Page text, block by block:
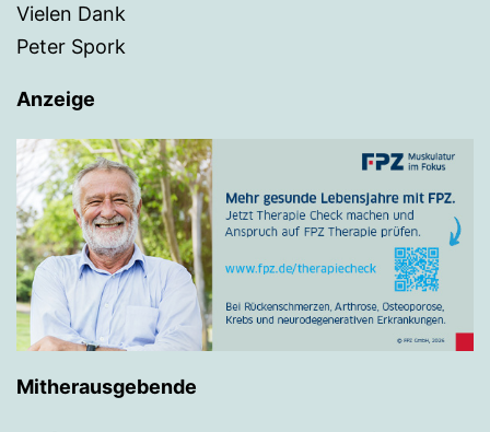
Vielen Dank
Peter Spork
Anzeige
Mitherausgebende